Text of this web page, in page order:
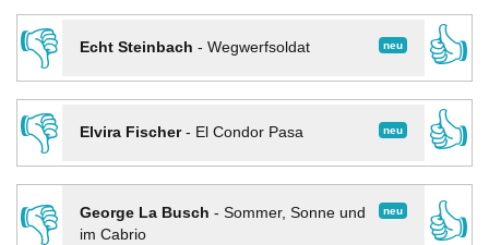
👎
neu
Echt Steinbach - Wegwerfsoldat
👍
👎
neu
Elvira Fischer- El Condor Pasa
👍
👎
neu
George La Busch - Sommer, Sonne und
im Cabrio
👍